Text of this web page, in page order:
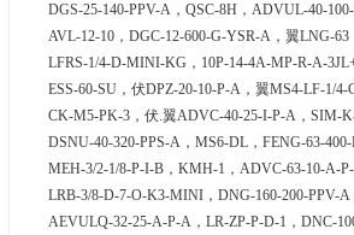
DGS-25-140-PPV-A，QSC-8H，ADVUL-40-
AVL-12-10，DGC-12-600-G-YSR-A，翼LNG-63
LFRS-1/4-D-MINI-KG，10P-14-4A-MP-R-A-
ESS-60-SU，伏DPZ-20-10-P-A，翼MS4-LF-1/4-
CK-M5-PK-3，伏.翼ADVC-40-25-I-P-A，SIM-
DSNU-40-320-PPS-A，MS6-DL，FENG-63-
MEH-3/2-1/8-P-I-B，KMH-1，ADVC-63-10-A-
LRB-3/8-D-7-O-K3-MINI，DNG-160-200-PPV-A
AEVULQ-32-25-A-P-A，LR-ZP-P-D-1，DNC-